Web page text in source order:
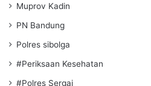
Muprov Kadin
PN Bandung
Polres sibolga
#Periksaan Kesehatan
#Polres Sergai